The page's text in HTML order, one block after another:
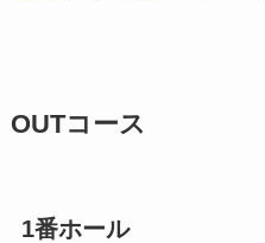
OUTコース
1番ホール